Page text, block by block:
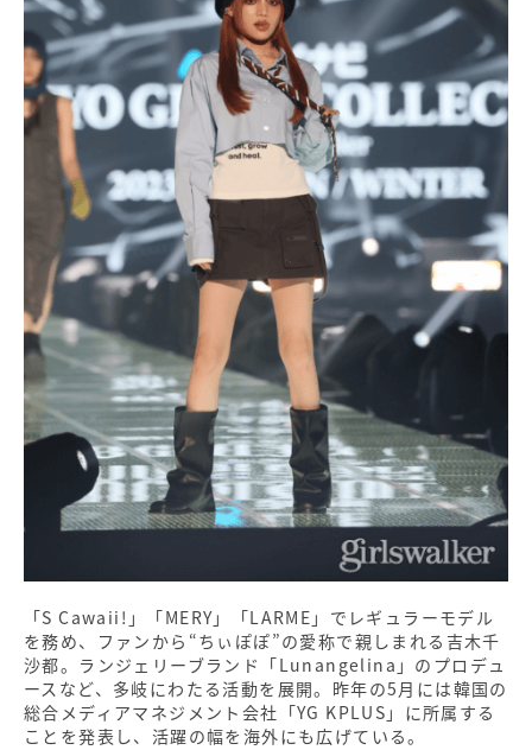
「S Cawaii!」「MERY」「LARME」でレギュラーモデル
を務め、ファンから“ちぃぽぽ”の愛称で親しまれる吉木千
沙都。ランジェリーブランド「Lunangelina」のプロデュ
ースなど、多岐にわたる活動を展開。昨年の5月には韓国の
総合メディアマネジメント会社「YG KPLUS」に所属する
ことを発表し、活躍の幅を海外にも広げている。